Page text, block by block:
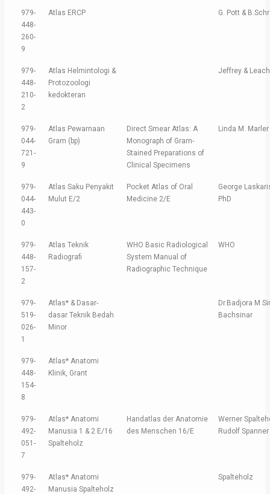
979-
448-
260-
9
Atlas ERCP G. Pott &
979-
448-
210-
2
Atlas Helmintologi &
Protozoologi
kedokteran
Jeffrey & Leach
979-
044-
721-
9
Atlas Pewarnaan
Gram (bp)
Direct Smear Atlas: A
Monograph of Gram-
Stained Preparations of
Clinical Specimens
Linda M. Marler
979-
044-
443-
0
Atlas Saku Penyakit
Mulut E/2
Pocket Atlas of Oral
Medicine 2/E
George
PhD
979-
448-
157-
2
Atlas Teknik
Radiografi
WHO Basic Radiological
System Manual of
Radiographic Technique
WHO
979-
519-
026-
1
Atlas* & Dasar-
dasar Teknik Bedah
Minor
Dr.Badjora M
Bachsinar
979-
448-
154-
8
Atlas* Anatomi
Klinik, Grant
979-
492-
051-
7
Atlas* Anatomi
Manusia 1 & 2 E/16
Spalteholz
Handatlas der Anatomie
des Menschen 16/E
Werner
Rudolf Spanner
979-
492-
Atlas* Anatomi
Manusia Spalteholz
Spalteholz